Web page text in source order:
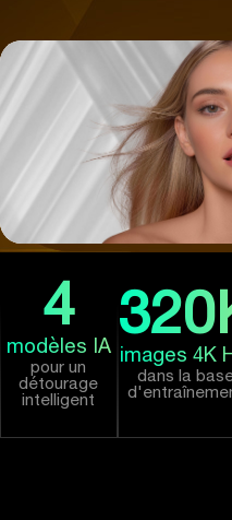
4
modèles IA
pour un
détourage
intelligent
320
images 4K
dans la